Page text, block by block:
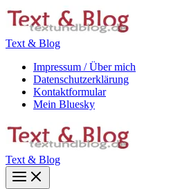
Zum
Inhalt
Text & Blog
Impressum / Über mich
Datenschutzerklärung
Kontaktformular
Mein Bluesky
Text & Blog
Main
Menu